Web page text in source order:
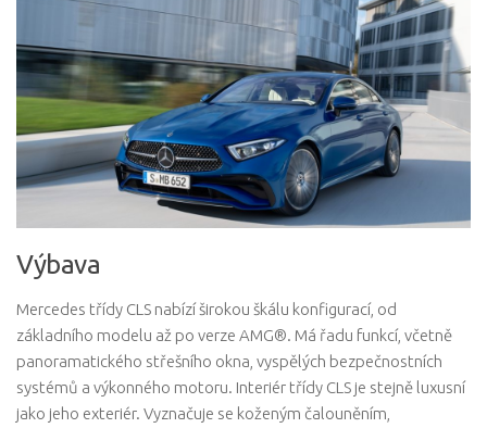
Výbava
Mercedes třídy CLS nabízí širokou škálu konfigurací, od
základního modelu až po verze AMG®. Má řadu funkcí, včetně
panoramatického střešního okna, vyspělých bezpečnostních
systémů a výkonného motoru. Interiér třídy CLS je stejně luxusní
jako jeho exteriér. Vyznačuje se koženým čalouněním,